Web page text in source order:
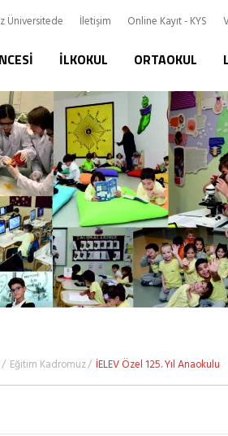
Üniversitede İletişim Online Kayıt - KYS
İLKOKUL ORTAOKUL
Eğitim Kadromuz İELEV Özel 125. Yıl Anaokulu